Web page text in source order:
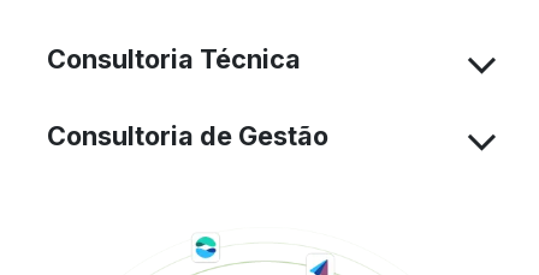
Consultoria Técnica
Consultoria de Gestão